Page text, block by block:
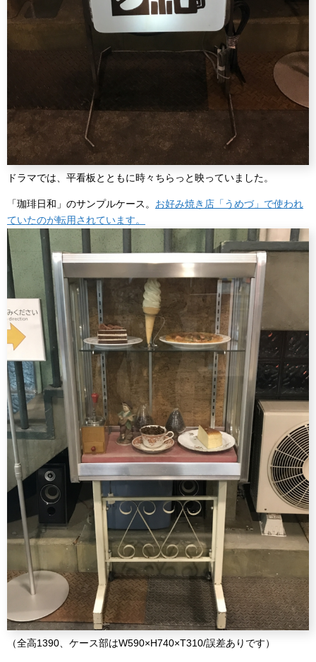
ドラマでは、平看板とともに時々ちらっと映っていました。
「珈琲日和」のサンプルケース。 お好み焼き店「うめづ」で使われ
ていたのが転用されています。
（全高1390、ケース部はW590×H740×T310/誤差ありです）